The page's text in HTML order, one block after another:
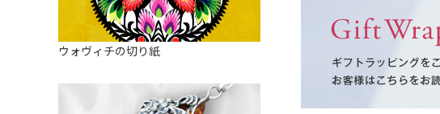
ミニチュア
天使さま
カードスタンド
ウォヴィチの切り紙